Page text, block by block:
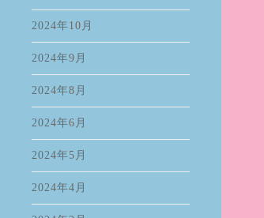
2024年10月
2024年9月
2024年8月
2024年6月
2024年5月
2024年4月